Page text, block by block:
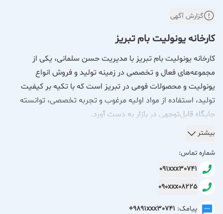
گزارش آگهی
کارخانه یونولیت بام تبریز
کارخانه یونولیت بام تبریز با مدیریت حسن سلمانی، یکی از
مجموعه‌های فعال و تخصصی در زمینه تولید و فروش انواع
یونولیت و محصولات فومی در تبریز است که با تکیه بر کیفیت
تولید، استفاده از مواد اولیه مرغوب و تجربه تخصصی، توانسته
جایگاه قابل‌توجهی در بازار به دست آورد.
از جمله محصولات این کارخانه می‌توان به یونولیت سقفی
عایق‌کاری، یونولیت شانه تخم‌مرغی، یونولیت بسته‌بندی و فوم
پلی‌اتیلن اشاره کرد. محصولات تولیدی این مجموعه به دلیل وزن
مناسب، مقاومت بالا، عایق بودن و کیفیت مطلوب، در صنایع
مختلف کاربرد گسترده‌ای دارند و با دقت و استاندارد بالا تولید
بیشتر
شماره تماس:
091xxx30741
090xxx08225
پیامک: +9891xxx30741